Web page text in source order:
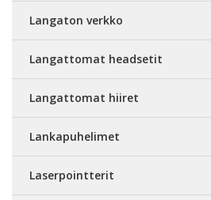
Langaton verkko
Langattomat headsetit
Langattomat hiiret
Lankapuhelimet
Laserpointterit